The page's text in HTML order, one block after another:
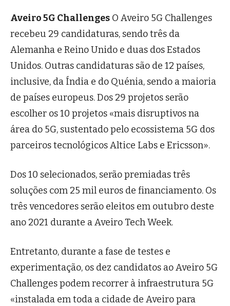
Aveiro 5G Challenges O Aveiro 5G Challenges
recebeu 29 candidaturas, sendo três da
Alemanha e Reino Unido e duas dos Estados
Unidos. Outras candidaturas são de 12 países,
inclusive, da Índia e do Quénia, sendo a maioria
de países europeus. Dos 29 projetos serão
escolher os 10 projetos «mais disruptivos na
área do 5G, sustentado pelo ecossistema 5G dos
parceiros tecnológicos Altice Labs e Ericsson».
Dos 10 selecionados, serão premiadas três
soluções com 25 mil euros de financiamento. Os
três vencedores serão eleitos em outubro deste
ano 2021 durante a Aveiro Tech Week.
Entretanto, durante a fase de testes e
experimentação, os dez candidatos ao Aveiro 5G
Challenges podem recorrer à infraestrutura 5G
«instalada em toda a cidade de Aveiro para